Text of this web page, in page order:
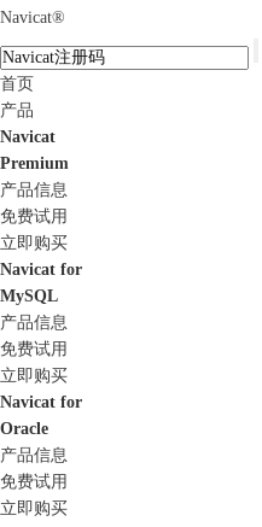
Navicat®
首页
产品
Navicat
Premium
产品信息
免费试用
立即购买
Navicat for
MySQL
产品信息
免费试用
立即购买
Navicat for
Oracle
产品信息
免费试用
立即购买